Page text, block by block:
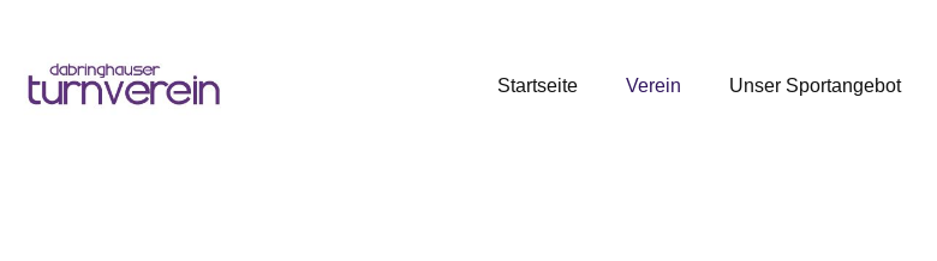
Startseite Verein Unser Sportangebot